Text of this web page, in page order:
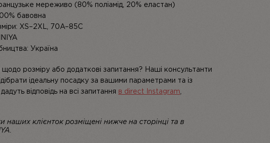
мереживо (80% поліамід, 20% еластан)
бавовна
XS–2XL, 70A–85C
Україна
щодо розміру або додаткові запитання? Наші консультанти
ідеальну посадку за вашими параметрами та із
відповідь на всі запитання в direct Instagram
наших клієнток розміщені нижче на сторінці та в